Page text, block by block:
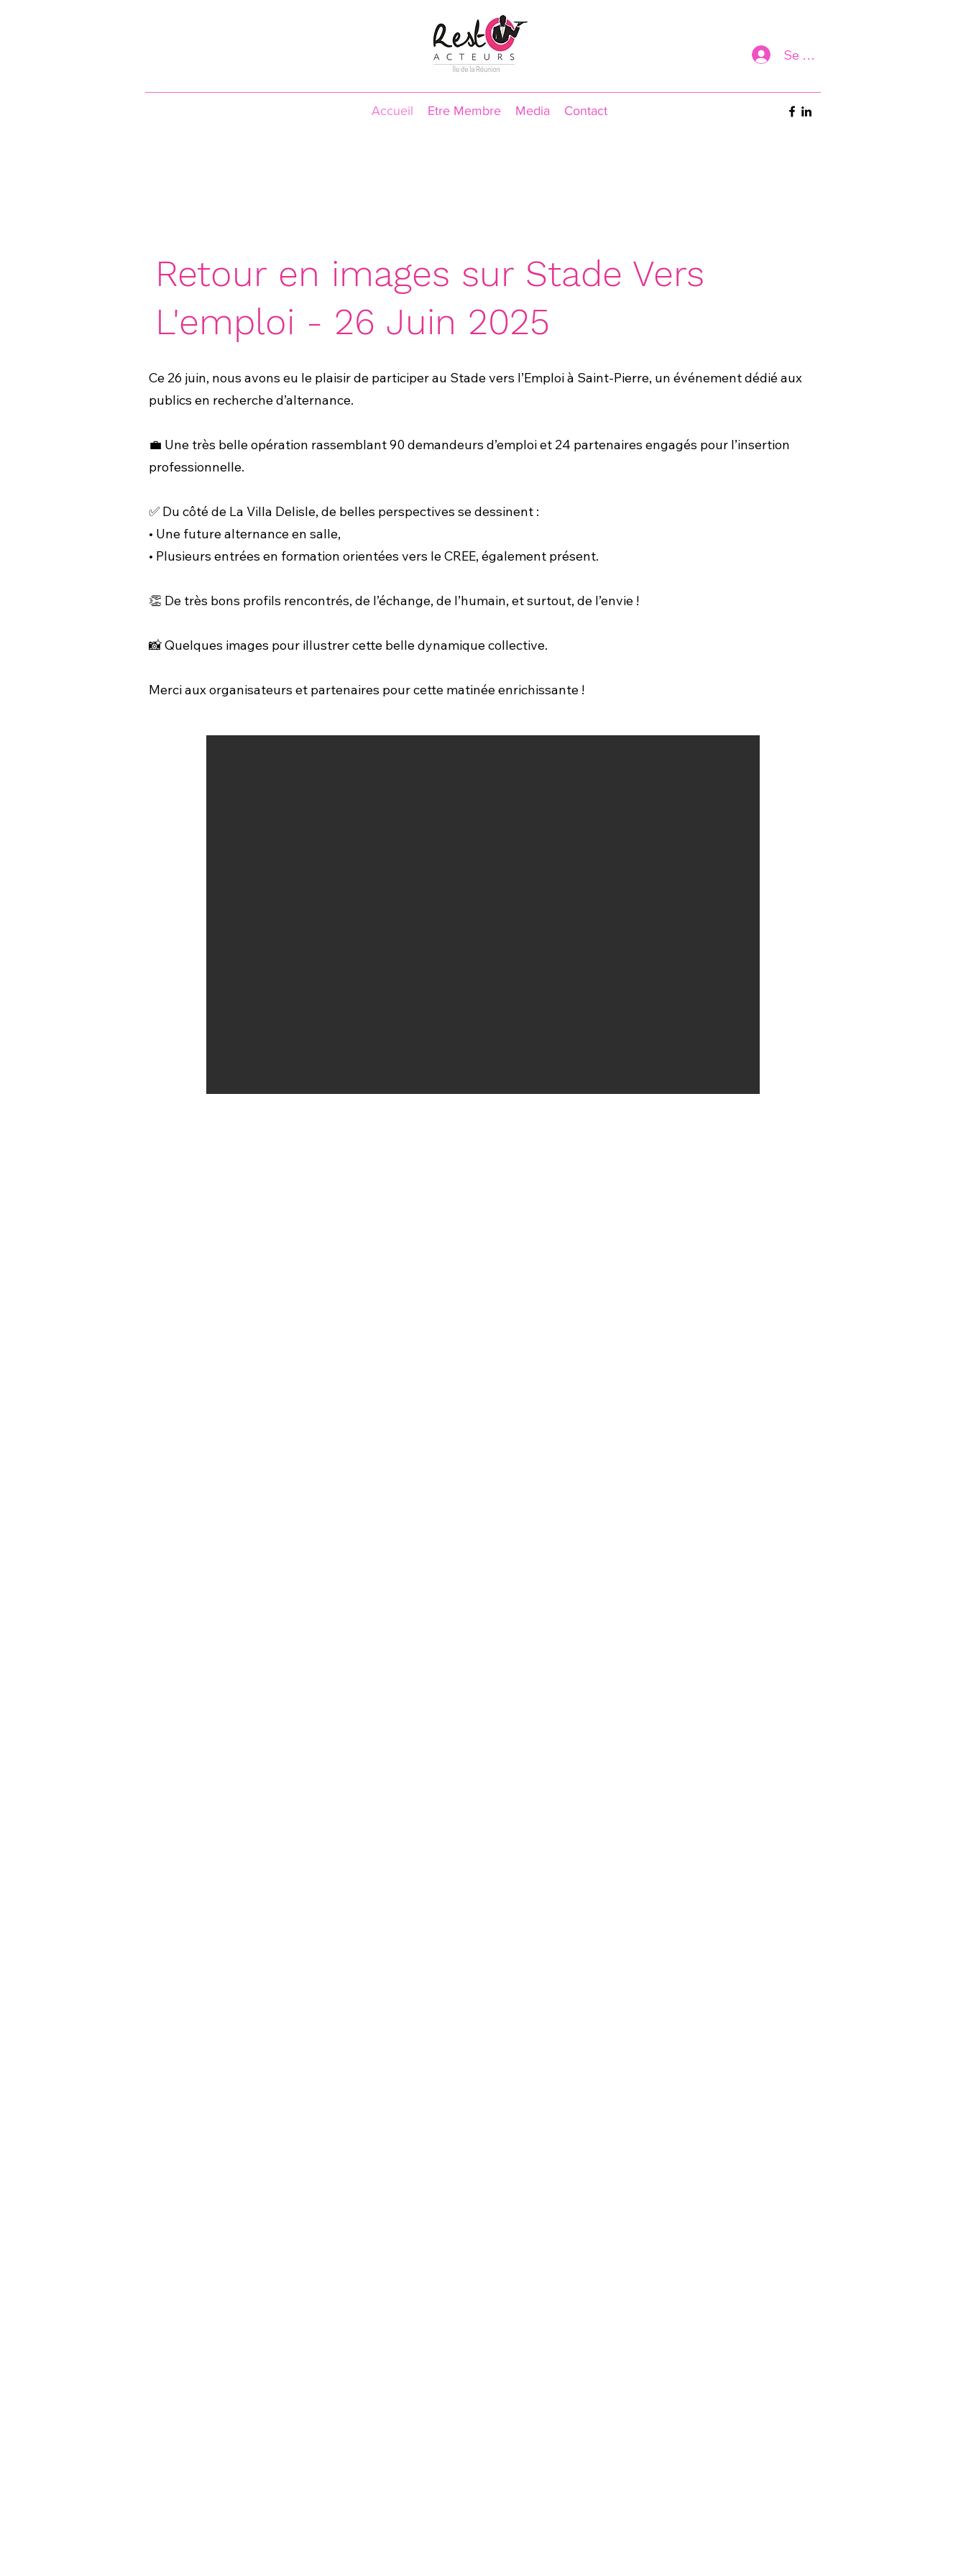
Se connecter
Accueil Etre Membre Media Contact
Retour en images sur Stade Vers
L'emploi - 26 Juin 2025
Ce 26 juin, nous avons eu le plaisir de participer au Stade vers l’Emploi à Saint-Pierre, un événement dédié aux
publics en recherche d’alternance.
💼 Une très belle opération rassemblant 90 demandeurs d’emploi et 24 partenaires engagés pour l’insertion
professionnelle.
✅ Du côté de La Villa Delisle, de belles perspectives se dessinent :
• Une future alternance en salle,
• Plusieurs entrées en formation orientées vers le CREE, également présent.
👏 De très bons profils rencontrés, de l’échange, de l’humain, et surtout, de l’envie !
📸 Quelques images pour illustrer cette belle dynamique collective.
Merci aux organisateurs et partenaires pour cette matinée enrichissante !